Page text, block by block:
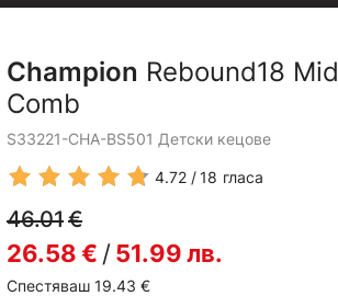
Champion Rebound18 Mid
Comb
S33221-CHA-BS501 Детски кецове
4.72 18 гласа
46.01€
26.58€ /51.99лв.
Спестяваш 19.43 €